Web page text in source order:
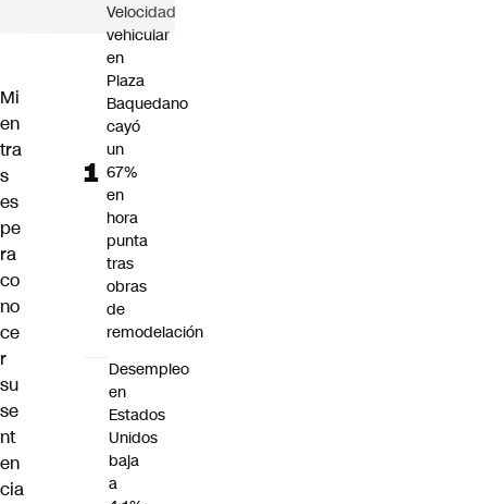
Mi
en
tra
s
es
pe
ra
co
no
ce
r
su
se
nt
en
cia
Velocidad
vehicular
en
Plaza
Baquedano
cayó
un
67%
en
hora
punta
tras
obras
de
remodelación
Desempleo
en
Estados
Unidos
baja
a